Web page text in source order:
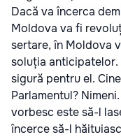
Dacă va încerca
Moldova va fi
sertare, în Moldova
soluția anticipatelor.
sigură pentru el.
Parlamentul?
vorbesc este să-l
încerce să-l